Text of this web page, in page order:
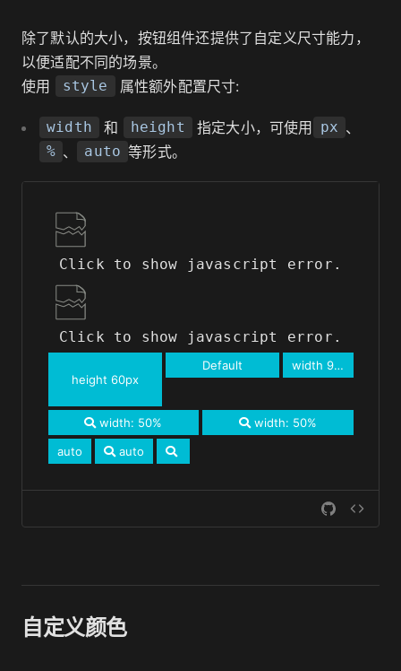
除了默认的大小，按钮组件还提供了自定义尺寸能力，
以便适配不同的场景。
使用
style 属性额外配置尺寸:
width 和 height 指定大小，可使用 px 、
% 、 auto 等形式。
Click to show javascript error.
Click to show javascript error.
height 60px
Default width 90px
width: 50%
width: 50%
auto
auto
自定义颜色